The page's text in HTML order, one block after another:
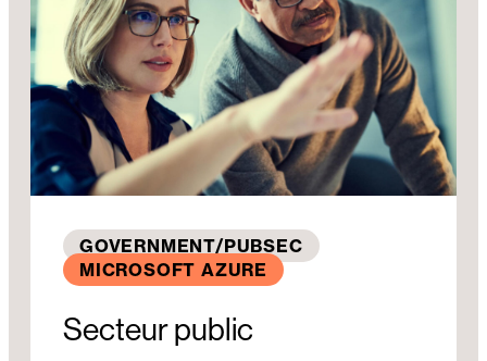
GOVERNMENT/PUBSEC
MICROSOFT AZURE
Secteur public